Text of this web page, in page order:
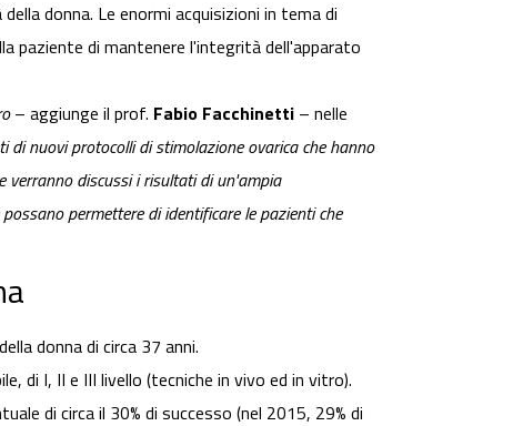
donna. Le enormi acquisizioni in tema di
paziente di mantenere l'integrità dell'apparato
– aggiunge il prof. Fabio Facchinetti – nelle
nuovi protocolli di stimolazione ovarica che hanno
verranno discussi i risultati di un'ampia
permettere di identificare le pazienti che
donna di circa 37 anni.
di I, II e III livello (tecniche in vivo ed in vitro).
di circa il 30% di successo (nel 2015, 29% di